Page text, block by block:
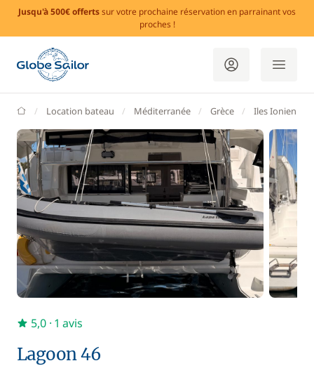
Jusqu'à 500€ offertssur votre prochaine réservation en parrainant vos
proches !
GlobeSailor
Location bateau Méditerranée Grèce Iles Ioniennes
Lagoon 46
5,0 · 1 avis